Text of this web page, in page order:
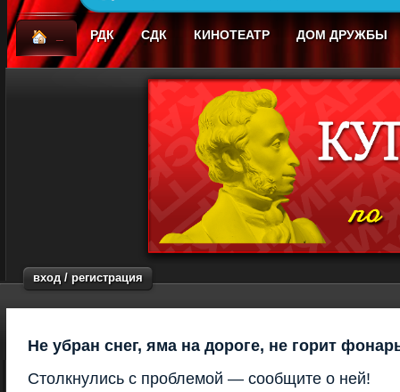
РДК СДК КИНОТЕАТР ДОМ ДРУЖБЫ
вход / регистрация
Не убран снег, яма на дороге, не горит
Столкнулись с проблемой — сообщите о ней!